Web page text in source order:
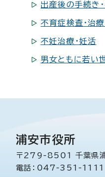
出産後の手続き
不育症検査・治
不妊治療・妊活
男女ともに若い
浦安市役所
〒279-8501 千葉県浦
電話：047-351-1111